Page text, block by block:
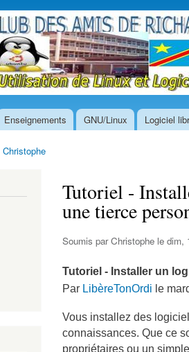
Enseignements GNU/Linux Logiciel
Christophe
Tutoriel -
une tierce
Soumis parChristophe le dim,
Tutoriel - Installer un
Par LibèreTonOrdi le
Vous installez des
connaissances. Que ce
propriétaires ou un